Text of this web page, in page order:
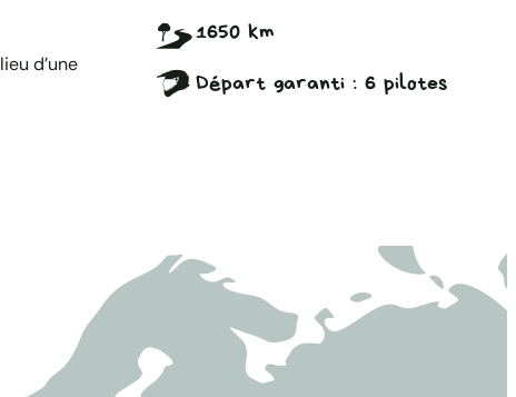
d’une
1650 km
Départ garanti : 6 pilotes